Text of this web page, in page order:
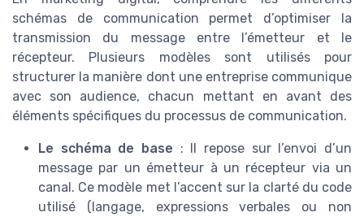
schémas de communication permet d’optimiser la
transmission du message entre l’émetteur et le
récepteur. Plusieurs modèles sont utilisés pour
structurer la manière dont une entreprise communique
avec son audience, chacun mettant en avant des
éléments spécifiques du processus de communication.
Le schéma de base : Il repose sur l’envoi d’un
message par un émetteur à un récepteur via un
canal. Ce modèle met l’accent sur la clarté du code
utilisé (langage, expressions verbales ou non